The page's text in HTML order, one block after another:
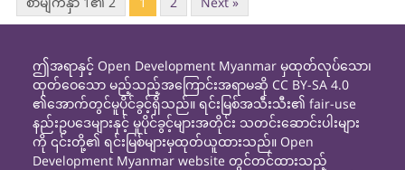
ဤအရာနှင့် Open Development Myanmar မှထုတ်လုပ်သော၊
ထုတ်ဝေသော မည့်သည့်အကြောင်းအရာမဆို CC BY-SA 4.0
၏အောက်တွင်မူပိုင်ခွင့်ရှိသည်။ ရင်းမြစ်အသီးသီး၏ fair-use
နည်းဥပဒေများနှင့် မူပိုင်ခွင့်များအတိုင်း သတင်းဆောင်းပါးများ
ကို ၎င်းတို့၏ ရင်းမြစ်များမှထုတ်ယူထားသည်။ Open
Development Myanmar website တွင်တင်ထားသည့်